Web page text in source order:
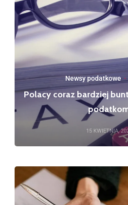
Newsy podatkowe ·
Polacy coraz bardziej
15 KWIETNIA,